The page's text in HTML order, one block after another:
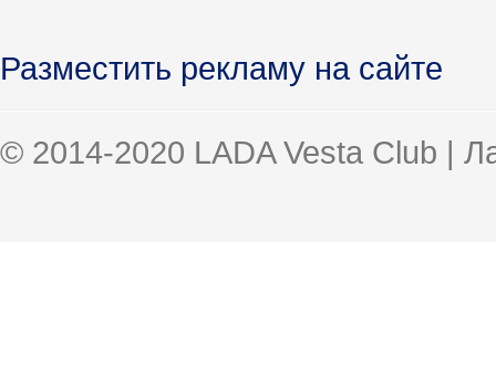
Разместить рекламу на сайте
© 2014-2020 LADA Vesta Club |